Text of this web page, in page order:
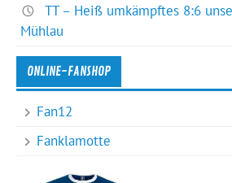
TT – Heiß umkämpftes 8:6
Mühlau
ONLINE-FANSHOP
Fan12
Fanklamotte